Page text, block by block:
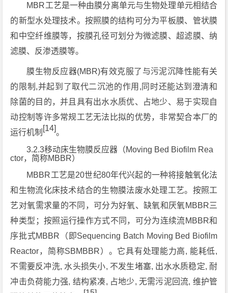
MBR工艺是一种由膜分离单元与生物处理单元相结合
的新型水处理技术。按照膜的结构可分为平板膜、管状膜
和中空纤维膜等，按膜孔径可划分为微滤膜、超滤膜、纳
滤膜、反渗透膜等。
膜生物反应器(MBR)有效克服了与污泥沉降性能有关
的限制,并起到了取代二沉池的作用,同时还能达到澄清和
除菌的目的，并且具有出水水质优、占地少、易于实现自
动控制等许多常规工艺无法比拟的优势，非常契合本厂的
运行机制 [14]。
3.2.3移动床生物膜反应器（Moving Bed Biofilm Rea
ctor，简称MBBR）
MBBR工艺是20世纪80年代兴起的一种将接触氧化法
和生物流化床技术结合的生物膜法废水处理工艺。按照工
艺对氧需求量的不同，可分为好氧、缺氧和厌氧MBBR三
种类型；按照运行操作方式不同，可分为连续流MBBR和
序批式MBBR（即Sequencing Batch Moving Bed Biofilm
Reactor，简称SBMBBR）。它具有处理能力高, 能耗低,
不需要反冲洗, 水头损失小, 不发生堵塞, 出水水质稳定, 耐
冲击负荷能力强, 结构紧凑, 占地少, 无需污泥回流, 维护管